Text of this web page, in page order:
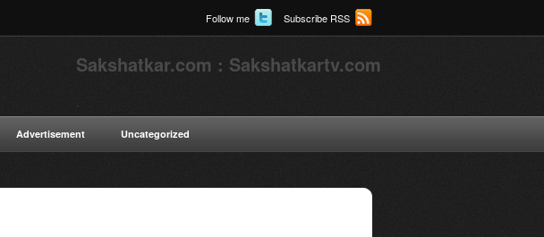
Follow me Subscribe RSS
Sakshatkar.com : Sakshatkartv.com
Advertisement Uncategorized